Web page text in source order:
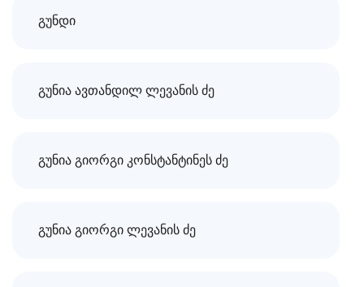
გუნდი
გუნია ავთანდილ ლევანის ძე
გუნია გიორგი კონსტანტინეს ძე
გუნია გიორგი ლევანის ძე